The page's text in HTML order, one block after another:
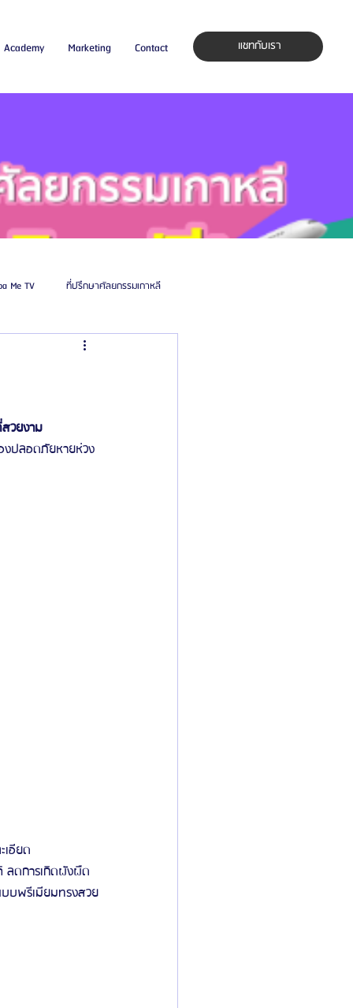
Academy Marketing Contact แชทกับเรา
Me TV ที่ปรึกษาศัลยกรรมเกาหลี
ศัลยแพทย์ ประเทศเกาหลี
วยงาม
งปลอดภัยหายห่วง
อียด
ลดการเกิดผังผืด
บบพรีเมียมทรงสวย